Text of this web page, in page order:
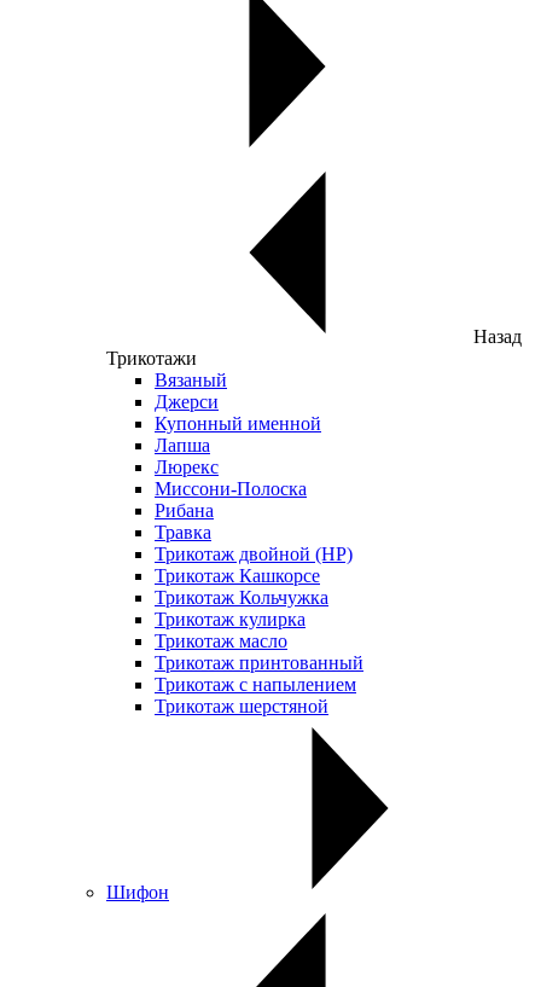
Назад
Трикотажи
Вязаный
Джерси
Купонный именной
Лапша
Люрекс
Миссони-Полоска
Рибана
Травка
Трикотаж двойной (НР)
Трикотаж Кашкорсе
Трикотаж Кольчужка
Трикотаж кулирка
Трикотаж масло
Трикотаж принтованный
Трикотаж с напылением
Трикотаж шерстяной
Шифон